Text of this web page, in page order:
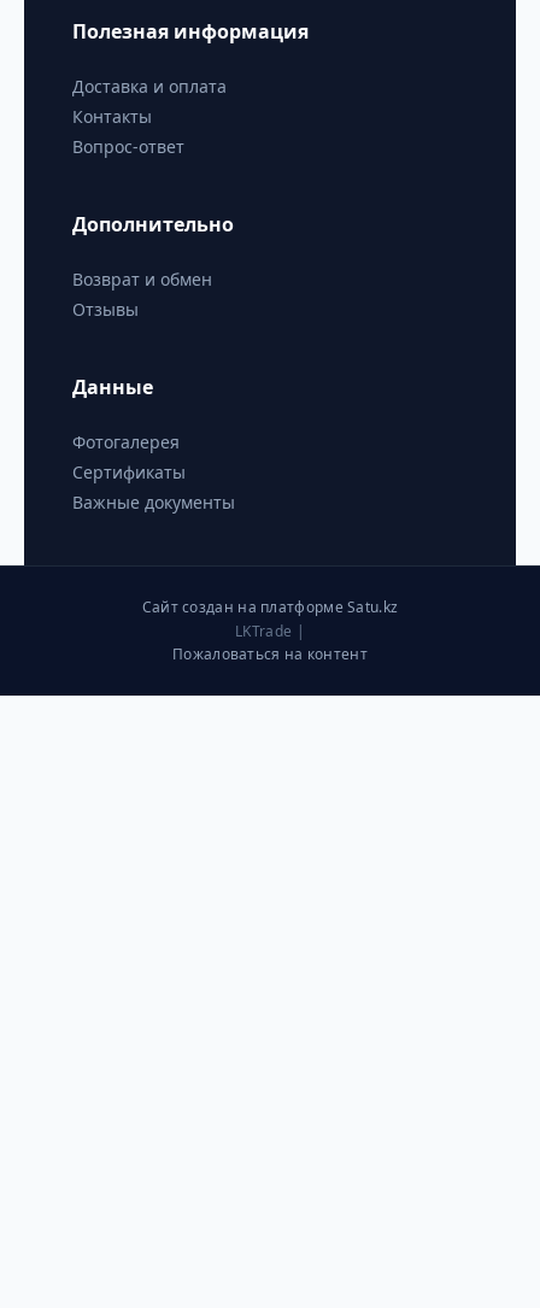
Полезная информация
Доставка и оплата
Контакты
Вопрос-ответ
Дополнительно
Возврат и обмен
Отзывы
Данные
Фотогалерея
Сертификаты
Важные документы
Сайт создан на платформе Satu.kz
LKTrade |
Пожаловаться на контент